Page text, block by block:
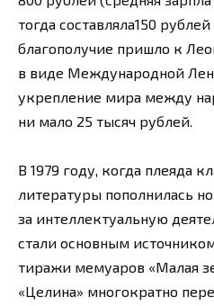
тогда составляла150
благополучие пришло к
в виде Международной
укрепление мира между
ни мало 25 тысяч рублей.
В 1979 году, когда плеяда
литературы пополнилась
за интеллектуальную
стали основным
тиражи мемуаров «Малая
«Целина» многократно